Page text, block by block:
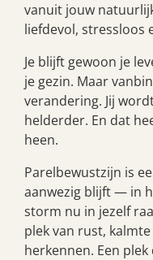
vanuit jouw
liefdevol, stressloos
Je blijft gewoon je
je gezin. Maar
verandering. Jij
helderder. En dat
heen.
Parelbewustzijn is
aanwezig blijft — in
storm nu in jezelf
plek van rust,
herkennen. Een